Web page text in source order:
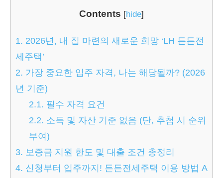
Contents [hide]
1. 2026년, 내 집 마련의 새로운 희망 ‘LH 든든전
세주택’
2. 가장 중요한 입주 자격, 나는 해당될까? (2026
년 기준)
2.1. 필수 자격 요건
2.2. 소득 및 자산 기준 없음 (단, 추첨 시 순위
부여)
3. 보증금 지원 한도 및 대출 조건 총정리
4. 신청부터 입주까지! 든든전세주택 이용 방법 A